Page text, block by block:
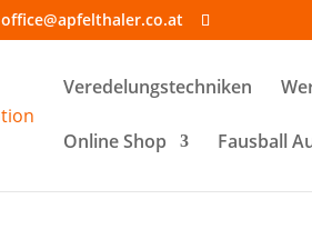
office@apfelthaler.co.at
Veredelungstechniken
Online Shop Fausball